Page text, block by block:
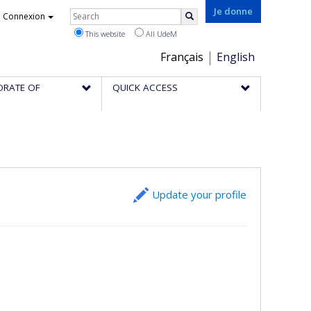
Je donne
Choix
de
la
Français English
Connexion Rechercher
This website All UdeM
OF QUICK ACCESS
Update your profile